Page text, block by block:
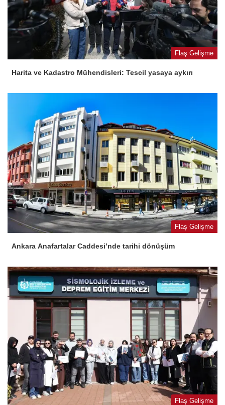
Flaş Gelişme
Harita ve Kadastro Mühendisleri: Tescil yasaya aykırı
Flaş Gelişme
Ankara Anafartalar Caddesi’nde tarihi dönüşüm
Flaş Gelişme